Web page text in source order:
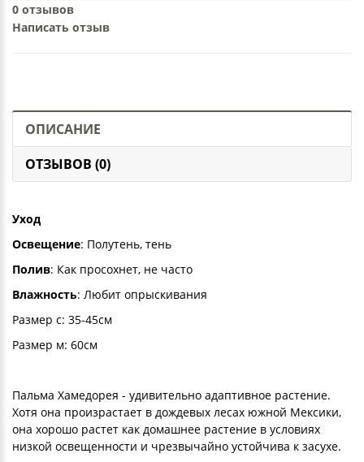
0 отзывов
Написать отзыв
ОПИСАНИЕ
ОТЗЫВОВ (0)
Уход
Освещение: Полутень, тень
Полив: Как просохнет, не часто
Влажность: Любит опрыскивания
Размер с: 35-45см
Размер м: 60см
Пальма Хамедорея - удивительно адаптивное растение.
Хотя она произрастает в дождевых лесах южной Мексики,
она хорошо растет как домашнее растение в условиях
низкой освещенности и чрезвычайно устойчива к засухе.